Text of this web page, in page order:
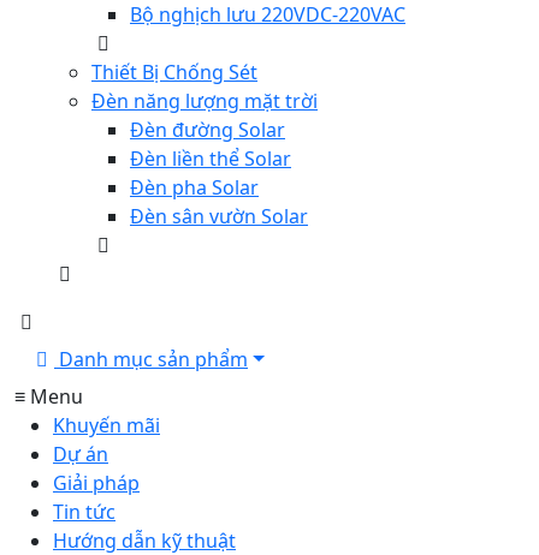
Bộ nghịch lưu 220VDC-220VAC
Thiết Bị Chống Sét
Đèn năng lượng mặt trời
Đèn đường Solar
Đèn liền thể Solar
Đèn pha Solar
Đèn sân vườn Solar
Danh mục sản phẩm
≡ Menu
Khuyến mãi
Dự án
Giải pháp
Tin tức
Hướng dẫn kỹ thuật